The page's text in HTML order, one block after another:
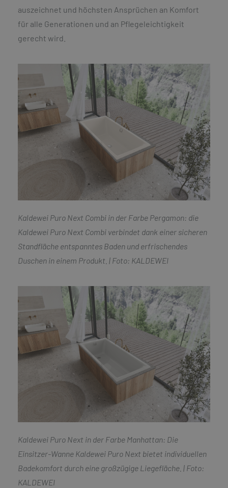
auszeichnet und höchsten Ansprüchen an Komfort
für alle Generationen und an Pflegeleichtigkeit
gerecht wird.
Kaldewei Puro Next Combi in der Farbe Pergamon: die
Kaldewei Puro Next Combi verbindet dank einer sicheren
Standfläche entspanntes Baden und erfrischendes
Duschen in einem Produkt. | Foto: KALDEWEI
Kaldewei Puro Next in der Farbe Manhattan: Die
Einsitzer-Wanne Kaldewei Puro Next bietet individuellen
Badekomfort durch eine großzügige Liegefläche. | Foto:
KALDEWEI